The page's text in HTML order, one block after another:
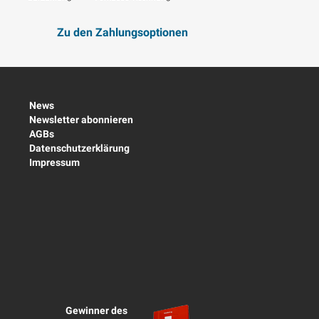
Zu den Zahlungsoptionen
News
Newsletter abonnieren
AGBs
Datenschutzerklärung
Impressum
Gewinner des